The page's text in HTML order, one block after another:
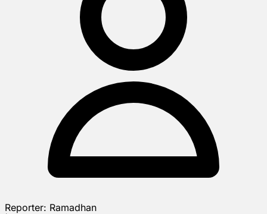
Reporter: Ramadhan